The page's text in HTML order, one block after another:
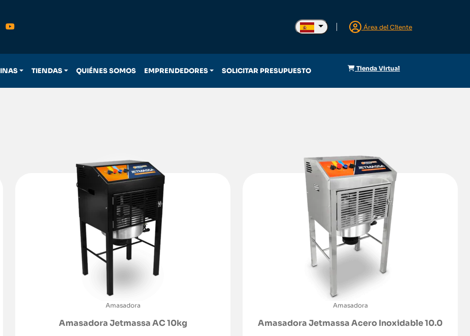
Área del Cliente
TIENDAS QUIÉNES SOMOS EMPRENDEDORES SOLICITAR PRESUPUESTO Tienda Virtual
Amasadora
Amasadora Jetmassa AC 10kg
Amasadora
Amasadora Jetmassa Acero Inoxidable 10.0